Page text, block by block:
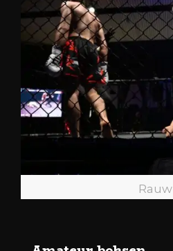
Rauw